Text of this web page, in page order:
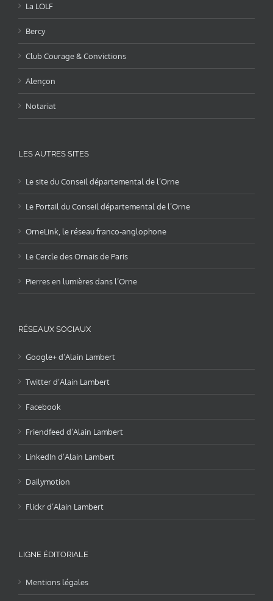
La LOLF
Bercy
Club Courage & Convictions
Alençon
Notariat
LES AUTRES SITES
Le site du Conseil départemental de l’Orne
Le Portail du Conseil départemental de l’Orne
OrneLink, le réseau franco-anglophone
Le Cercle des Ornais de Paris
Pierres en lumières dans l’Orne
RÉSEAUX SOCIAUX
Google+ d’Alain Lambert
Twitter d’Alain Lambert
Facebook
Friendfeed d’Alain Lambert
LinkedIn d’Alain Lambert
Dailymotion
Flickr d’Alain Lambert
LIGNE ÉDITORIALE
Mentions légales